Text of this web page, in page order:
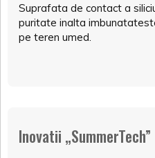
Suprafata de contact a
puritate inalta
pe teren umed.
Inovatii „SummerTech”